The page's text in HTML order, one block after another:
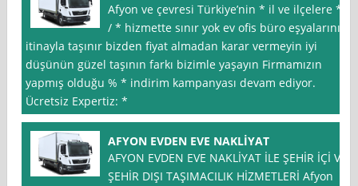
Afyon ve çevresi Türkiye’nin * il ve ilçelere *
/ * hizmette sınır yok ev ofis büro eşyalarınız
itinayla taşınır bizden fiyat almadan karar vermeyin iyi
düşünün güzel taşının farkı bizimle yaşayın Firmamızın
yapmış olduğu % * indirim kampanyası devam ediyor.
Ücretsiz Expertiz: *
AFYON EVDEN EVE NAKLİYAT
AFYON EVDEN EVE NAKLİYAT İLE ŞEHİR İÇİ VE
ŞEHİR DIŞI TAŞIMACILIK HİZMETLERİ Afyon